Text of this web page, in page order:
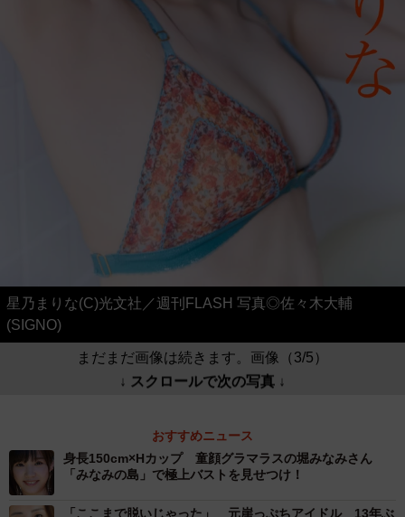
星乃まりな(C)光文社／週刊FLASH 写真◎佐々木大輔
(SIGNO)
まだまだ画像は続きます。画像（3/5）
↓ スクロールで次の写真 ↓
おすすめニュース
身長150cm×Hカップ 童顔グラマラスの堀みなみさん
「みなみの島」で極上バストを見せつけ！
「ここまで脱いじゃった」 元崖っぷちアイドル 13年ぶ